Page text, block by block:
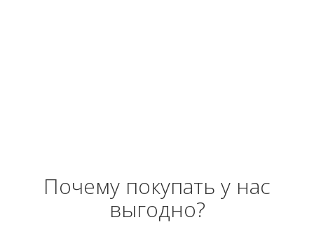
Почему покупать у нас
выгодно?